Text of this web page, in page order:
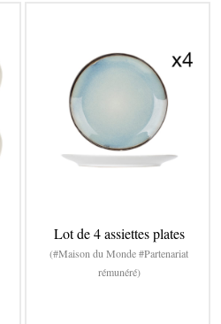
Lot de 4 assiettes plates
(#Maison du Monde #Partenariat
rémunéré)